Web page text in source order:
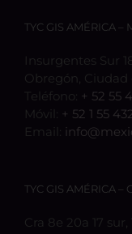
TYC GIS AMÉRICA –
Insurgentes Sur
Obregón, Ciudad
Teléfono: + 52 55
Móvil: + 52 1 55
Email:
TYC GIS AMÉRICA –
Cra 8e 20a 17